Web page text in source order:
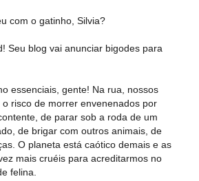
com o gatinho, Silvia?
Seu blog vai anunciar bigodes para
essenciais, gente! Na rua, nossos
o risco de morrer envenenados por
de parar sob a roda de um
de brigar com outros animais, de
O planeta está caótico demais e as
mais cruéis para acreditarmos no
felina.